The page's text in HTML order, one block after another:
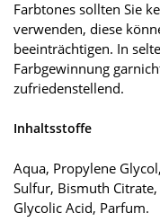
Farbtones sollten Sie
verwenden, diese
beeinträchtigen. In
Farbgewinnung
zufriedenstellend.
Inhaltsstoffe
Aqua, Propylene
Sulfur, Bismuth
Glycolic Acid, Parfum.